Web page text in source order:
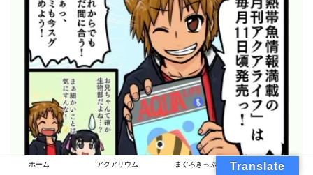
ホーム アクアリウム まぐろきっぷ Translate